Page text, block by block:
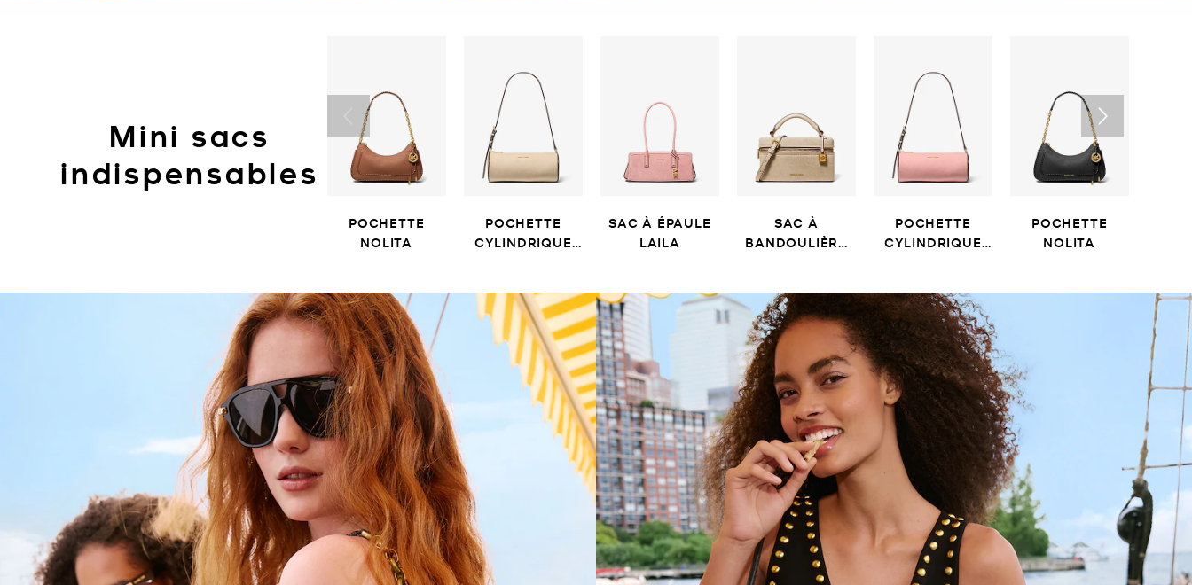
Mini sacs
indispensables
POCHETTE
NOLITA
POCHETTE
CYLINDRIQUE
SAC À ÉPAULE
LAILA
SAC À
BANDOULIÈRE
POCHETTE
CYLINDRIQUE
POCHETTE
NOLITA